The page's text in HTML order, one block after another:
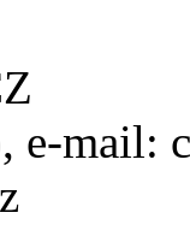
e-mail: